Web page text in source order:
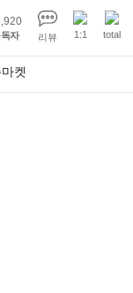
켓
자 리뷰 1:1 total